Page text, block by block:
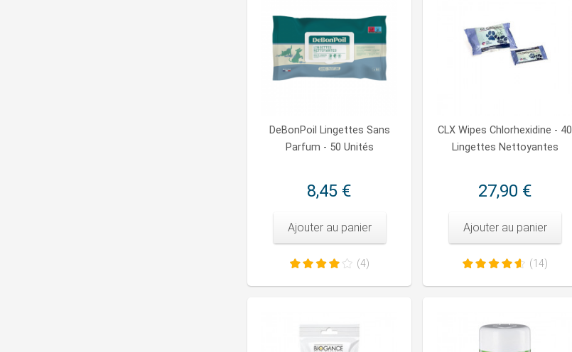
DeBonPoil Lingettes Sans
Parfum - 50 Unités
8,45 €
Ajouter au panier
(4)
CLX Wipes Chlorhexidine - 40
Lingettes Nettoyantes
27,90 €
Ajouter au panier
(14)